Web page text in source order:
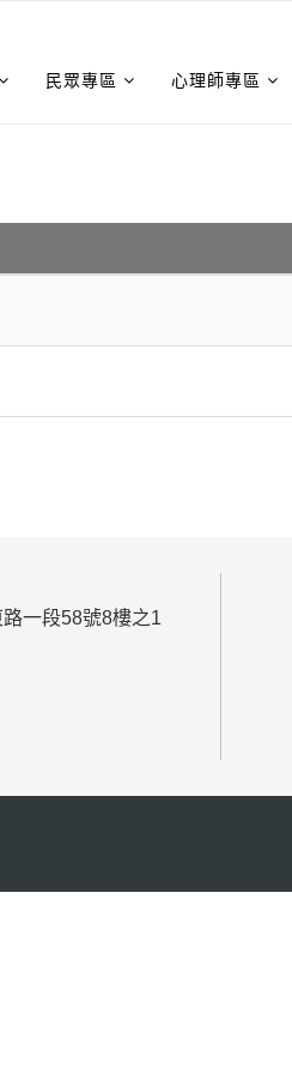
民眾專區 心理師專區
一段58號8樓之1